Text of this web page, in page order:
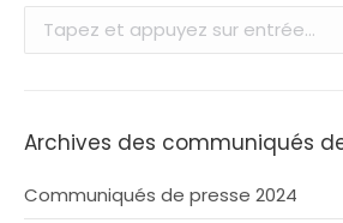
Archives des communiqués
Communiqués de presse 2024